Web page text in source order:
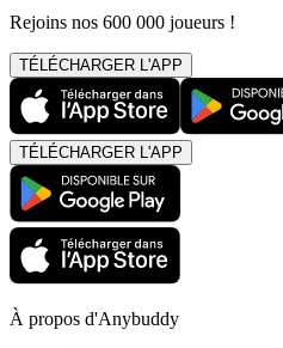
Rejoins nos 600 000 joueurs !
TÉLÉCHARGER L'APP
TÉLÉCHARGER L'APP
À propos d'Anybuddy